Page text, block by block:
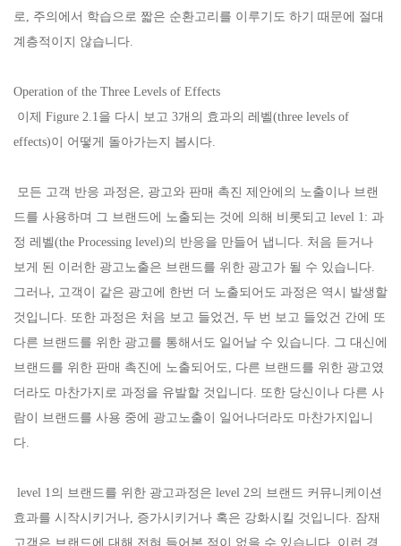
로, 주의에서 학습으로 짧은 순환고리를 이루기도 하기 때문에 절대
계층적이지 않습니다.
Operation of the Three Levels of Effects
이제 Figure 2.1을 다시 보고 3개의 효과의 레벨(three levels of
effects)이 어떻게 돌아가는지 봅시다.
모든 고객 반응 과정은, 광고와 판매 촉진 제안에의 노출이나 브랜
드를 사용하며 그 브랜드에 노출되는 것에 의해 비롯되고 level 1: 과
정 레벨(the Processing level)의 반응을 만들어 냅니다. 처음 듣거나
보게 된 이러한 광고노출은 브랜드를 위한 광고가 될 수 있습니다.
그러나, 고객이 같은 광고에 한번 더 노출되어도 과정은 역시 발생할
것입니다. 또한 과정은 처음 보고 들었건, 두 번 보고 들었건 간에 또
다른 브랜드를 위한 광고를 통해서도 일어날 수 있습니다. 그 대신에
브랜드를 위한 판매 촉진에 노출되어도, 다른 브랜드를 위한 광고였
더라도 마찬가지로 과정을 유발할 것입니다. 또한 당신이나 다른 사
람이 브랜드를 사용 중에 광고노출이 일어나더라도 마찬가지입니
다.
level 1의 브랜드를 위한 광고과정은 level 2의 브랜드 커뮤니케이션
효과를 시작시키거나, 증가시키거나 혹은 강화시킬 것입니다. 잠재
고객은 브랜드에 대해 전혀 들어본 적이 없을 수 있습니다. 이런 경